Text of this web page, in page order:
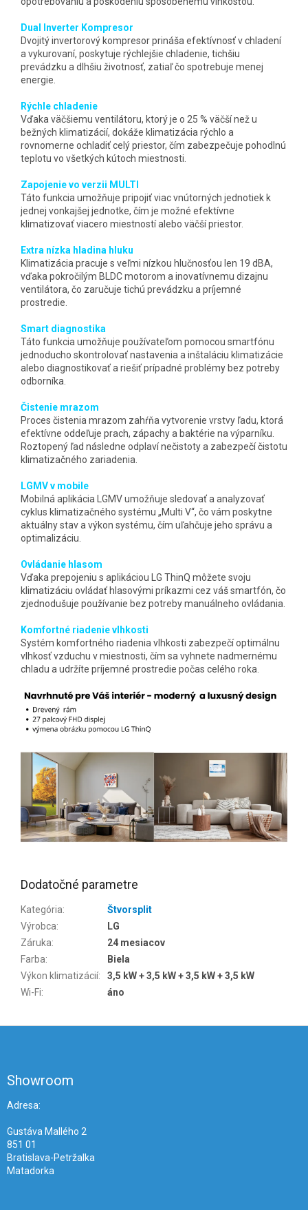
Dual Inverter Kompresor
Dvojitý invertorový kompresor prináša efektívnosť v chladení
a vykurovaní, poskytuje rýchlejšie chladenie, tichšiu
prevádzku a dlhšiu životnosť, zatiaľ čo spotrebuje menej
energie.
Rýchle chladenie
Vďaka väčšiemu ventilátoru, ktorý je o 25 % väčší než u
bežných klimatizácií, dokáže klimatizácia rýchlo a
rovnomerne ochladiť celý priestor, čím zabezpečuje pohodlnú
teplotu vo všetkých kútoch miestnosti.
Zapojenie vo verzii MULTI
Táto funkcia umožňuje pripojiť viac vnútorných jednotiek k
jednej vonkajšej jednotke, čím je možné efektívne
klimatizovať viacero miestností alebo väčší priestor.
Extra nízka hladina hluku
Klimatizácia pracuje s veľmi nízkou hlučnosťou len 19 dBA,
vďaka pokročilým BLDC motorom a inovatívnemu dizajnu
ventilátora, čo zaručuje tichú prevádzku a príjemné
prostredie.
Smart diagnostika
Táto funkcia umožňuje používateľom pomocou smartfónu
jednoducho skontrolovať nastavenia a inštaláciu klimatizácie
alebo diagnostikovať a riešiť prípadné problémy bez potreby
odborníka.
Čistenie mrazom
Proces čistenia mrazom zahŕňa vytvorenie vrstvy ľadu, ktorá
efektívne oddeľuje prach, zápachy a baktérie na výparníku.
Roztopený ľad následne odplaví nečistoty a zabezpečí čistotu
klimatizačného zariadenia.
LGMV v mobile
Mobilná aplikácia LGMV umožňuje sledovať a analyzovať
cyklus klimatizačného systému „Multi V“, čo vám poskytne
aktuálny stav a výkon systému, čím uľahčuje jeho správu a
optimalizáciu.
Ovládanie hlasom
Vďaka prepojeniu s aplikáciou LG ThinQ môžete svoju
klimatizáciu ovládať hlasovými príkazmi cez váš smartfón, čo
zjednodušuje používanie bez potreby manuálneho ovládania.
Komfortné riadenie vlhkosti
Systém komfortného riadenia vlhkosti zabezpečí optimálnu
vlhkosť vzduchu v miestnosti, čím sa vyhnete nadmernému
chladu a udržíte príjemné prostredie počas celého roka.
Dodatočné parametre
Kategória:
Štvorsplit
Výrobca:
LG
Záruka:
24 mesiacov
Farba:
Biela
Výkon klimatizácií:
3,5 kW + 3,5 kW + 3,5 kW + 3,5 kW
Wi-Fi: áno
Showroom
Adresa:
Gustáva Mallého 2
851 01
Bratislava-Petržalka
Matadorka